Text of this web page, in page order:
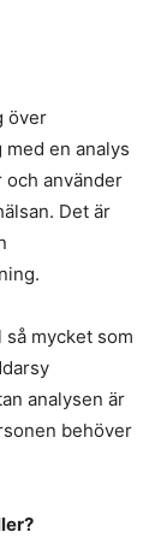
över
en analys
använder
Det är
mycket som
analysen är
behöver